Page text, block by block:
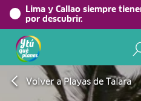
Lima y Callao siempre
por descubrir.
Volver a Playas de Talara